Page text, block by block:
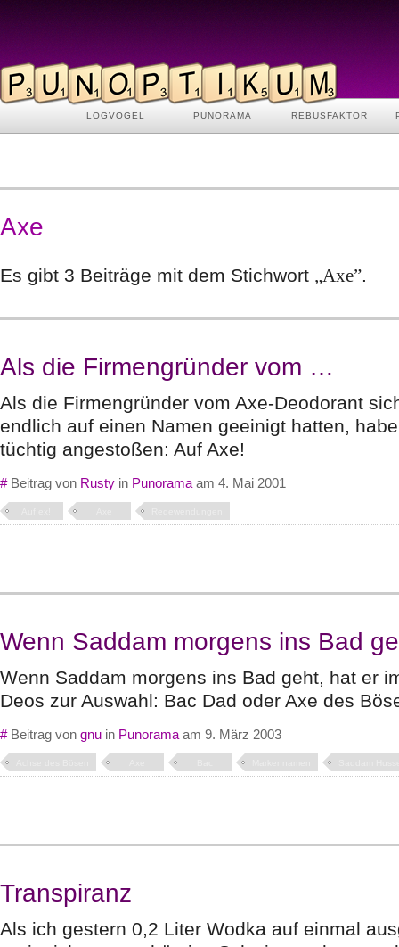
LOGVOGEL PUNORAMA REBUSFAKTOR
Axe
Es gibt 3 Beiträge mit dem Stichwort „Axe”.
Als die Firmengründer vom …
Als die Firmengründer vom Axe-Deodorant
endlich auf einen Namen geeinigt hatten,
tüchtig angestoßen: Auf Axe!
#Beitrag von Rusty in Punorama am 4. Mai 2001
Wenn Saddam morgens ins Bad
Wenn Saddam morgens ins Bad geht, hat er
Deos zur Auswahl: Bac Dad oder Axe des
#Beitrag von gnu in Punorama am 9. März 2003
Transpiranz
Als ich gestern 0,2 Liter Wodka auf einmal